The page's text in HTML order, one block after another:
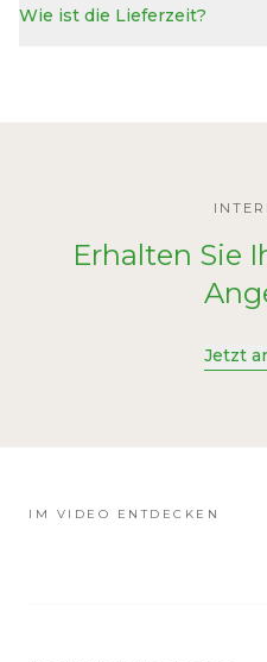
Wie ist die Lieferzeit?
Erhalten Sie
Jetzt
IM VIDEO ENTDECKEN